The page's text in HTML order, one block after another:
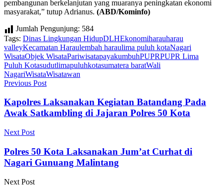
pembangunan berkelanjutan yang muaranya peningkatan ekonomi
masyarakat,” tutup Adrianus. (ABD/Kominfo)
Jumlah Pengunjung: 584
Tags: Dinas Lingkungan HidupDLHEkonomiharauharau
valleyKecamatan Haraulembah haraulima puluh kotaNagari
WisataObjek WisataPariwisatapayakumbuhPUPRPUPR Lima
Puluh Kotasudutlimapuluhkotasumatera baratWali
NagariWisataWisatawan
Previous Post
Kapolres Laksanakan Kegiatan Batandang Pada
Awak Satkambling di Jajaran Polres 50 Kota
Next Post
Polres 50 Kota Laksanakan Jum’at Curhat di
Nagari Gunuang Malintang
Next Post